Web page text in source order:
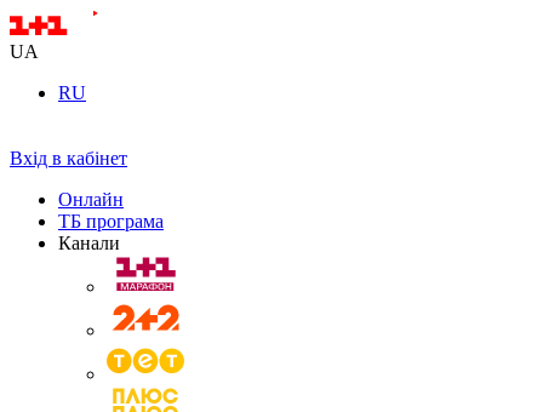
UA
RU
Вхід в кабінет
Онлайн
ТБ програма
Канали